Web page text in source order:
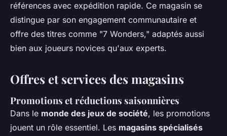
références avec expédition rapide. Ce magasin se
distingue par son engagement communautaire et
offre des titres comme "7 Wonders," adaptés aussi
bien aux joueurs novices qu'aux experts.
Offres et services des magasins
Promotions et réductions saisonnières
Dans le monde des jeux de société, les promotions
jouent un rôle essentiel. Les magasins spécialisés